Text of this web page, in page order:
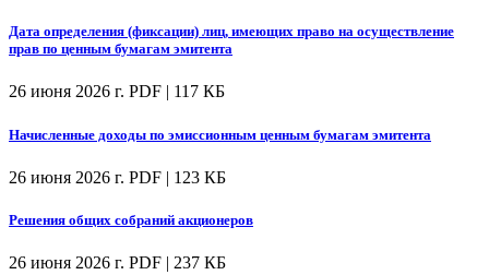
Дата определения (фиксации) лиц, имеющих право на осуществление
прав по ценным бумагам эмитента
26 июня 2026 г. PDF | 117 КБ
Начисленные доходы по эмиссионным ценным бумагам эмитента
26 июня 2026 г. PDF | 123 КБ
Решения общих собраний акционеров
26 июня 2026 г. PDF | 237 КБ